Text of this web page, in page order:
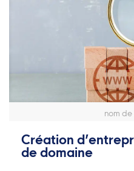
nom
Création
de domaine